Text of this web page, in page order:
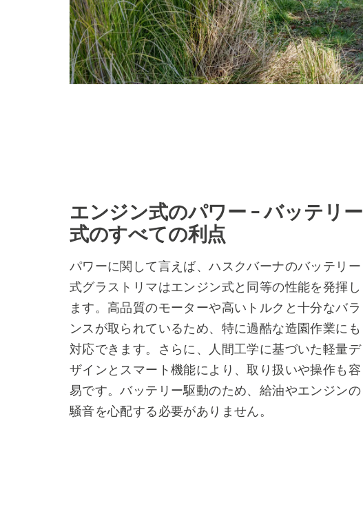
エンジン式のパワー – バッテリー
式のすべての利点
パワーに関して言えば、ハスクバーナのバッテリー
式グラストリマはエンジン式と同等の性能を発揮し
ます。高品質のモーターや高いトルクと十分なバラ
ンスが取られているため、特に過酷な造園作業にも
対応できます。さらに、人間工学に基づいた軽量デ
ザインとスマート機能により、取り扱いや操作も容
易です。バッテリー駆動のため、給油やエンジンの
騒音を心配する必要がありません。